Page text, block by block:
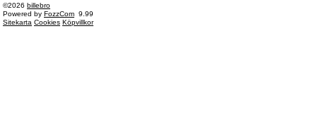
©2026 billebro
Powered by FozzCom 9.99
Sitekarta Cookies Köpvillkor